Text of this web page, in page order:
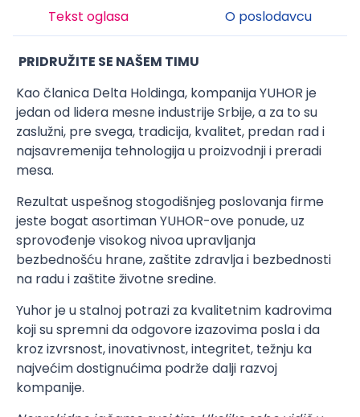
Tekst oglasa O poslodavcu
PRIDRUŽITE SE NAŠEM TIMU
Kao članica Delta Holdinga, kompanija YUHOR je
jedan od lidera mesne industrije Srbije, a za to su
zaslužni, pre svega, tradicija, kvalitet, predan rad i
najsavremenija tehnologija u proizvodnji i preradi
mesa.
Rezultat uspešnog stogodišnjeg poslovanja firme
jeste bogat asortiman YUHOR-ove ponude, uz
sprovođenje visokog nivoa upravljanja
bezbednošću hrane, zaštite zdravlja i bezbednosti
na radu i zaštite životne sredine.
Yuhor je u stalnoj potrazi za kvalitetnim kadrovima
koji su spremni da odgovore izazovima posla i da
kroz izvrsnost, inovativnost, integritet, težnju ka
najvećim dostignućima podrže dalji razvoj
kompanije.